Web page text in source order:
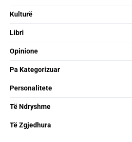
Kulturë
Libri
Opinione
Pa Kategorizuar
Personalitete
Të Ndryshme
Të Zgjedhura